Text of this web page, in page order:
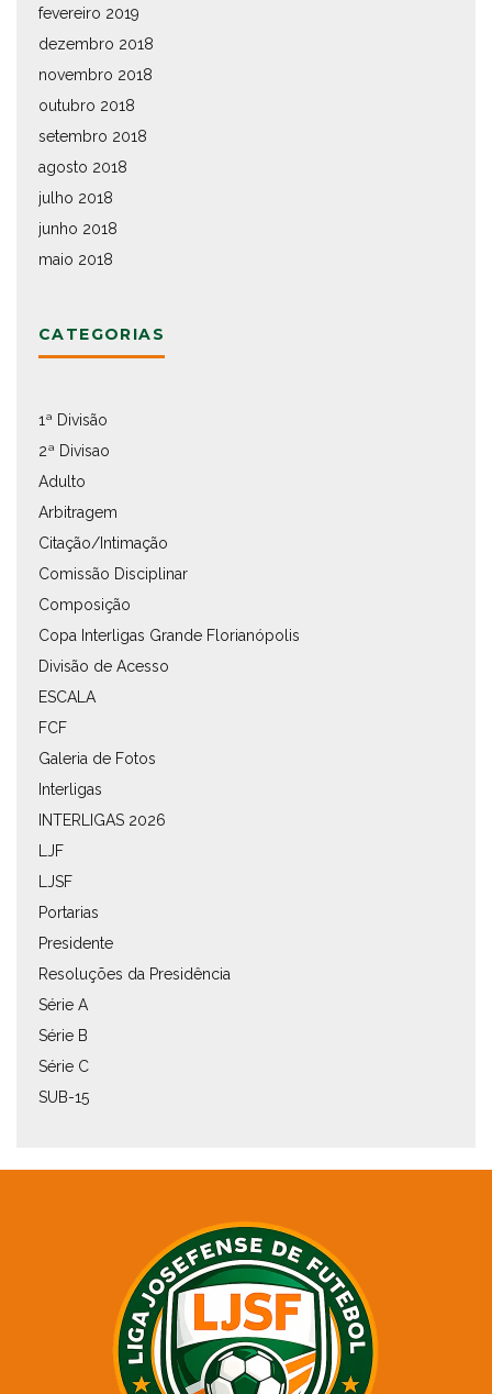
fevereiro 2019
dezembro 2018
novembro 2018
outubro 2018
setembro 2018
agosto 2018
julho 2018
junho 2018
maio 2018
CATEGORIAS
1ª Divisão
2ª Divisao
Adulto
Arbitragem
Citação/Intimação
Comissão Disciplinar
Composição
Copa Interligas Grande Florianópolis
Divisão de Acesso
ESCALA
FCF
Galeria de Fotos
Interligas
INTERLIGAS 2026
LJF
LJSF
Portarias
Presidente
Resoluções da Presidência
Série A
Série B
Série C
SUB-15